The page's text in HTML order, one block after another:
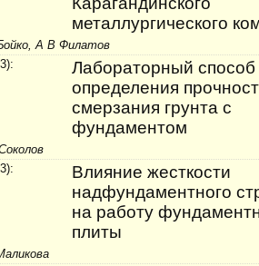
металлургического
А В Филатов
Лабораторный способ
определения
смерзания грунта с
фундаментом
Влияние жесткости
надфундаментного
на работу
плиты